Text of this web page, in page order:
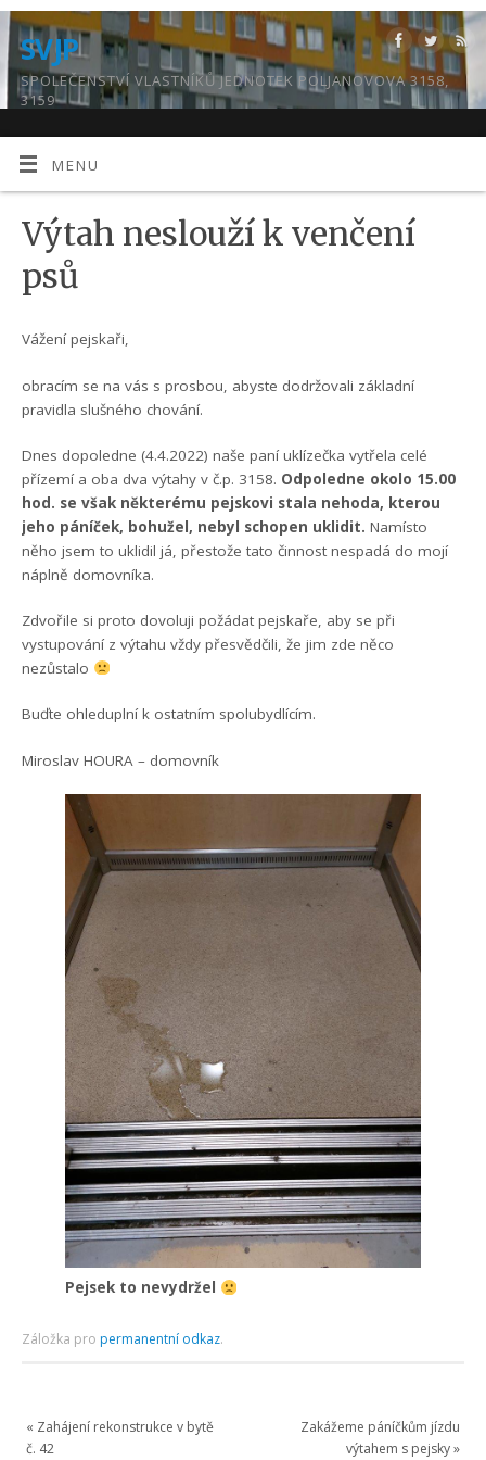
SVJP
SPOLEČENSTVÍ VLASTNÍKŮ JEDNOTEK POLJANOVOVA 3158,
3159
MENU
Výtah neslouží k venčení
psů
Vážení pejskaři,
obracím se na vás s prosbou, abyste dodržovali základní
pravidla slušného chování.
Dnes dopoledne (4.4.2022) naše paní uklízečka vytřela celé
přízemí a oba dva výtahy v č.p. 3158. Odpoledne okolo 15.00
hod. se však některému pejskovi stala nehoda, kterou
jeho páníček, bohužel, nebyl schopen uklidit. Namísto
něho jsem to uklidil já, přestože tato činnost nespadá do mojí
náplně domovníka.
Zdvořile si proto dovoluji požádat pejskaře, aby se při
vystupování z výtahu vždy přesvědčili, že jim zde něco
nezůstalo
Buďte ohleduplní k ostatním spolubydlícím.
Miroslav HOURA – domovník
Pejsek to nevydržel
Záložka pro permanentní odkaz.
« Zahájení rekonstrukce v bytě
č. 42
Zakážeme páníčkům jízdu
výtahem s pejsky»